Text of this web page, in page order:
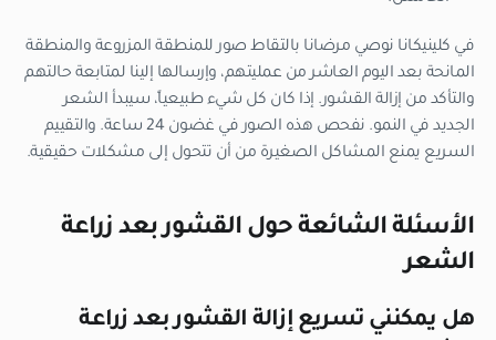
في كلينيكانا نوصي مرضانا بالتقاط صور للمنطقة المزروعة والمنطقة
المانحة بعد اليوم العاشر من عمليتهم، وإرسالها إلينا لمتابعة حالتهم
والتأكد من إزالة القشور. إذا كان كل شيء طبيعياً، سيبدأ الشعر
الجديد في النمو. نفحص هذه الصور في غضون 24 ساعة. والتقييم
السريع يمنع المشاكل الصغيرة من أن تتحول إلى مشكلات حقيقية.
الأسئلة الشائعة حول القشور بعد زراعة
الشعر
هل يمكنني تسريع إزالة القشور بعد زراعة